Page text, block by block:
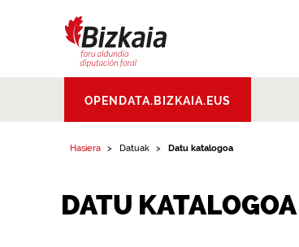
Aldundia.Diputacion
Foral de Bizkaia
OPENDATA.BIZKAIA.EUS
Hasiera Datuak Datu katalogoa
DATU KATALOGOA